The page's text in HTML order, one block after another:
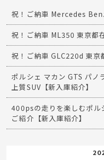
祝！ご納車 Mercedes
祝！ご納車 ML350 東京都
祝！ご納車 GLC220d 東京
ポルシェ マカン GTS パノ
上質SUV【新入庫紹介】
400psの走りを楽しむポル
ご紹介【新入庫紹介】